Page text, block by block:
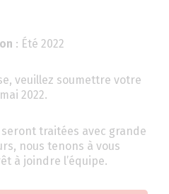
: Été 2022
veuillez soumettre votre
2022.
traitées avec grande
nous tenons à vous
à joindre l’équipe.